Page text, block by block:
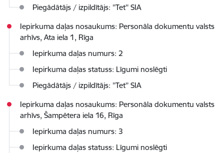
Piegādātājs / izpildītājs: ''Tet'' SIA
Iepirkuma daļas nosaukums: Personāla dokumentu valsts
arhīvs, Ata iela 1, Rīga
Iepirkuma daļas numurs: 2
Iepirkuma daļas statuss: Līgumi noslēgti
Piegādātājs / izpildītājs: ''Tet'' SIA
Iepirkuma daļas nosaukums: Personāla dokumentu valsts
arhīvs, Šampētera iela 16, Rīga
Iepirkuma daļas numurs: 3
Iepirkuma daļas statuss: Līgumi noslēgti